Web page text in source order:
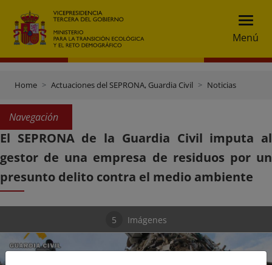
Menú
Home Actuaciones del SEPRONA, Guardia Civil Noticias
Navegación
El SEPRONA de la Guardia Civil imputa al
gestor de una empresa de residuos por un
presunto delito contra el medio ambiente
5 Imágenes